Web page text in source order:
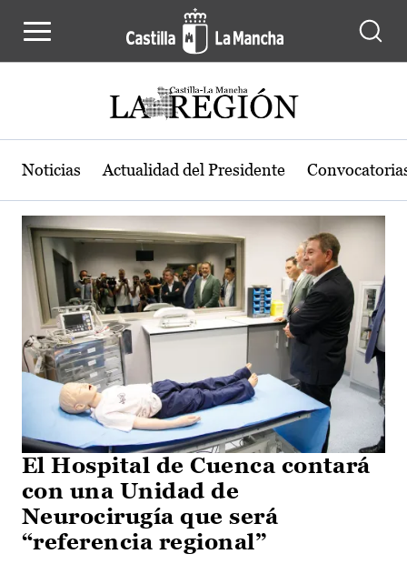
Actualidad de la región de Castilla-
Noticias Actualidad del Presidente
El Hospital de Cuenca contará
con una Unidad de
Neurocirugía que será
“referencia regional”